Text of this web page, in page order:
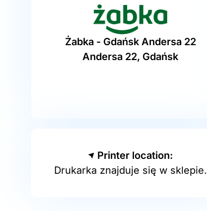
Żabka - Gdańsk Andersa 22
Andersa 22, Gdańsk
Printer location:
Drukarka znajduje się w sklepie.